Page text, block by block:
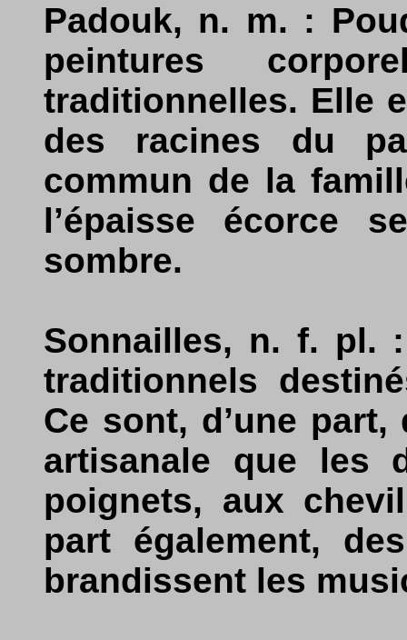
Padouk, n. m. :
peintures
traditionnelles. Elle
des racines du
commun de la
l’épaisse écorce
sombre.
Sonnailles, n. f. pl.
traditionnels
Ce sont, d’une
artisanale que les
poignets, aux
part également,
brandissent les